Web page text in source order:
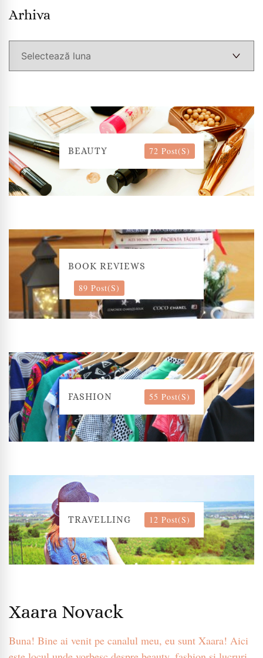
Arhiva
BEAUTY 72 Post(s)
BOOK REVIEWS
89 Post(s)
FASHION 55 Post(s)
TRAVELLING 12 Post(s)
Xaara Novack
Buna! Bine ai venit pe canalul meu, eu sunt Xaara! Aici